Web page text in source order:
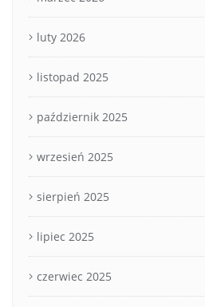
luty 2026
listopad 2025
październik 2025
wrzesień 2025
sierpień 2025
lipiec 2025
czerwiec 2025